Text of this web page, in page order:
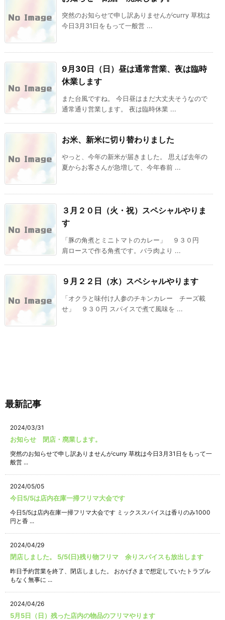
突然のお知らせで申し訳ありませんがcurry 草枕は
今日3月31日をもって一般営 ...
9月30日（日）昼は通常営業、夜は臨時
休業します
また台風ですね。 今日昼はまだ大丈夫そうなので
通常通り営業します。 夜は臨時休業 ...
お米、新米に切り替わりました
やっと、今年の新米が届きました。 思えば去年の
夏からお客さんが急増して、今年春前 ...
３月２０日（火・祝）スペシャルやりま
す
「豚の角煮とミニトマトのカレー」 ９３０円
肩ロースで作る角煮です。バラ肉より ...
９月２２日（水）スペシャルやります
「オクラと味付け人参のチキンカレー チーズ載
せ」 ９３０円 スパイスで煮て風味を ...
最新記事
2024/03/31
お知らせ 閉店・廃業します。
突然のお知らせで申し訳ありませんがcurry 草枕は今日3月31日をもって一
般営 ...
2024/05/05
今日5/5は店内在庫一掃フリマ大会です
今日5/5は店内在庫一掃フリマ大会です ミックススパイスは香りのみ1000
円と香 ...
2024/04/29
閉店しました。 5/5(日)残り物フリマ 余りスパイスも放出します
昨日予約営業を終了、閉店しました。 おかげさまで想定していたトラブル
もなく無事に ...
2024/04/26
5月5日（日）残った店内の物品のフリマやります